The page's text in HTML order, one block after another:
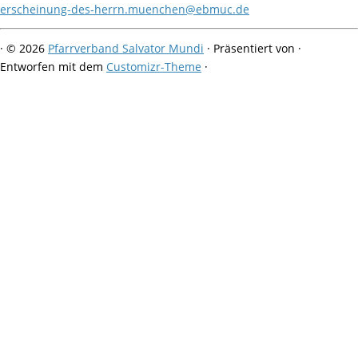
erscheinung-des-herrn.muenchen@ebmuc.de
· © 2026 Pfarrverband Salvator Mundi · Präsentiert von ·
Entworfen mit dem Customizr-Theme ·